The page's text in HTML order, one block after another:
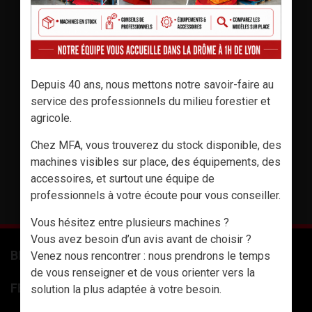
TÉLÉCHARGER LE CATALOGUE
BENNES 3 PTS
FENDEUSES À BOIS
Depuis 40 ans, nous mettons notre savoir-faire au
service des professionnels du milieu forestier et
agricole.
Chez MFA, vous trouverez du stock disponible, des
machines visibles sur place, des équipements, des
accessoires, et surtout une équipe de
professionnels à votre écoute pour vous conseiller.
Vous hésitez entre plusieurs machines ?
Vous avez besoin d’un avis avant de choisir ?
Venez nous rencontrer : nous prendrons le temps
de vous renseigner et de vous orienter vers la
solution la plus adaptée à votre besoin.